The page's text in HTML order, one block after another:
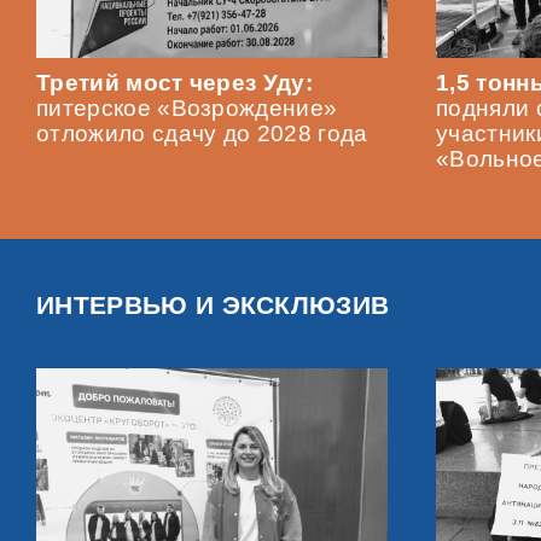
Третий мост через Уду:
питерское «Возрождение»
отложило сдачу до 2028 года
1,5
подняли
ИНТЕРВЬЮ И ЭКСКЛЮЗИВ